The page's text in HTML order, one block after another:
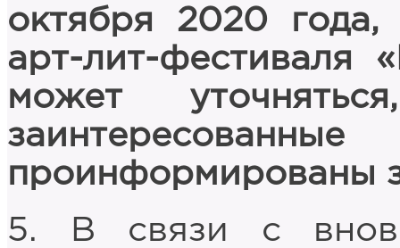
октября 2020
арт-лит-фестиваля
может
проинформированы
5. В связи с